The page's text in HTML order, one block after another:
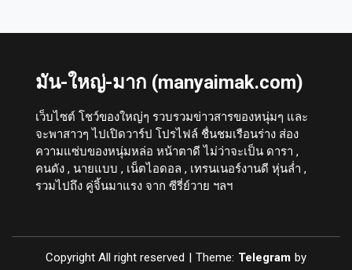
มัน-ใหญ่-มาก (manyaimak.com)
เว็บไซต์ โชว์ของใหญ่ๆ รวบรวมข่าวสารของหนุ่มๆ และ
จะพาสาวๆ ไปเปิดวาร์ป โปรไฟล์ ชื่นชมเรือนร่าง ส่อง
ความแซ่บของหนุ่มหล่อ หน้าตาดี ไม่ว่าจะเป็น ดารา ,
คนดัง , นายแบบ , เน็ตไอดอล , เทรนเนอร์งานดี หุ่นล่ำ ,
รวมไปถึง คู่จิ้นมาแรง จาก ซีรี่ย์วาย ฯลฯ
Copyright All right reserved | Theme: Telegram by